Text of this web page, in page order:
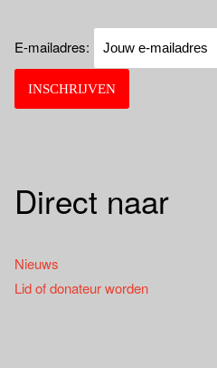
E-mailadres:
Direct naar
Nieuws
Lid of donateur worden